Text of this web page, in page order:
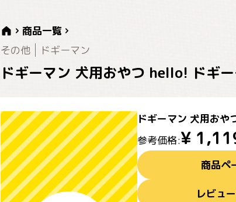
商品一覧
その他
ドギーマン
ドギーマン 犬用おやつ hello! ドギ
ドギーマン 犬用お
参考価格:¥
商品ペ
レビュ